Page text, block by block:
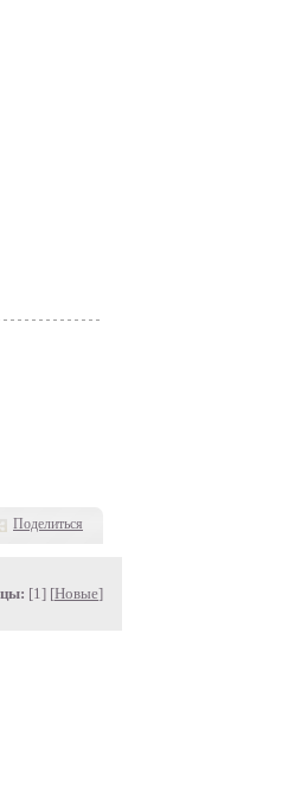
Поделиться
[1] [Новые]